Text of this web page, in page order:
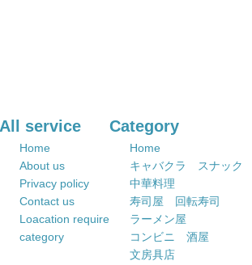
All service
Home
About us
Privacy policy
Contact us
Loacation require
category
Category
Home
キャバクラ スナック
中華料理
寿司屋 回転寿司
ラーメン屋
コンビニ 酒屋
文房具店